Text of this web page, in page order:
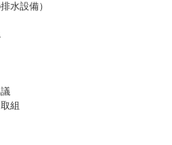
水設備）
組